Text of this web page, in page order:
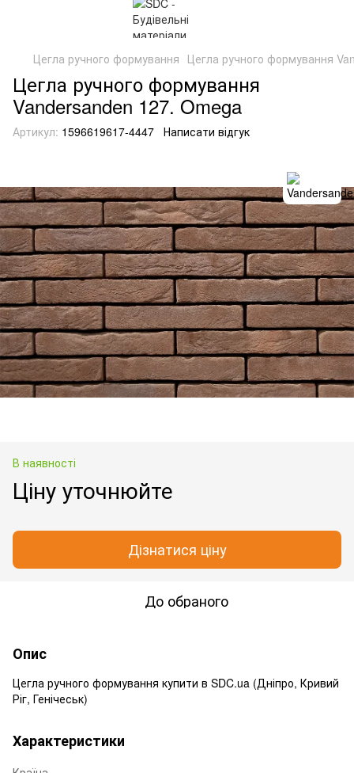
Цегла ручного формування Цегла ручного формування
Цегла ручного формування
Vandersanden 127. Omega
Артикул: 1596619617-4447 Написати відгук
В наявності
Ціну уточнюйте
Дізнатися ціну
До обраного
Опис
Цегла ручного формування купити в SDC.ua (Дніпро, Кривий
Ріг, Генічеськ)
Характеристики